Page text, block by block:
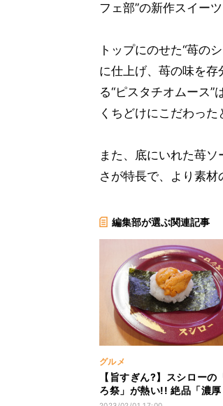
フェ部”の新作スイーツ
トップにのせた“苺の
に仕上げ、苺の味を
る“ピスタチオムース
くちどけにこだわった
また、底にいれた苺
さが特長で、より素材
編集部が選ぶ関連記事
グルメ
【旨すぎん?】スシローの
ろ祭」が熱い!! 絶品「濃
み」を実食